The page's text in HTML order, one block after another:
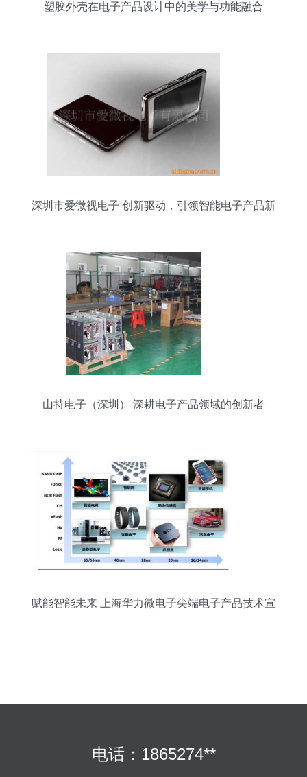
塑胶外壳在电子产品设计中的美学与功能融合
深圳市爱微视电子 创新驱动，引领智能电子产品新
山持电子（深圳） 深耕电子产品领域的创新者
赋能智能未来 上海华力微电子尖端电子产品技术宣
电话：1865274**